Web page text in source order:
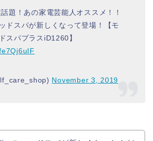
題！あの家電芸能人オススメ！！
ドスパが新しくなって登場！【モ
スパプラスiD1260】
November 3, 2019